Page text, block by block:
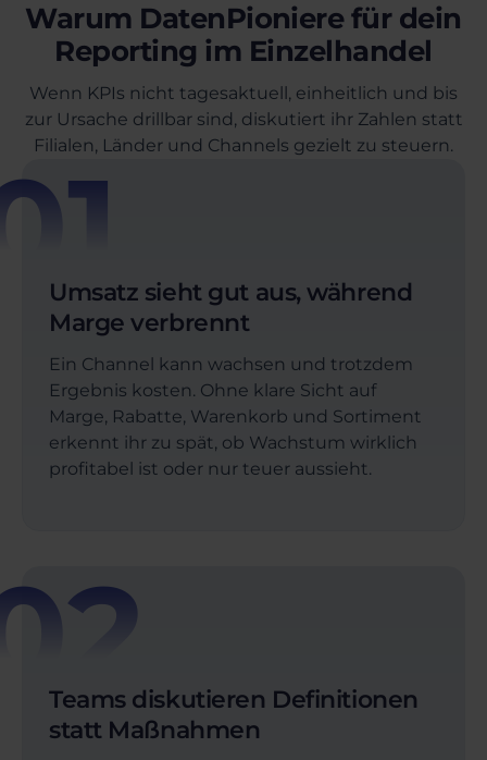
Warum DatenPioniere für dein
Reporting im Einzelhandel
Wenn KPIs nicht tagesaktuell, einheitlich und bis
zur Ursache drillbar sind, diskutiert ihr Zahlen statt
Filialen, Länder und Channels gezielt zu steuern.
Umsatz sieht gut aus, während
Marge verbrennt
Ein Channel kann wachsen und trotzdem
Ergebnis kosten. Ohne klare Sicht auf
Marge, Rabatte, Warenkorb und Sortiment
erkennt ihr zu spät, ob Wachstum wirklich
profitabel ist oder nur teuer aussieht.
Teams diskutieren Definitionen
statt Maßnahmen